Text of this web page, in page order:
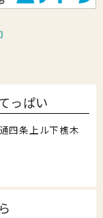
ぱい
四条上ル下樵木